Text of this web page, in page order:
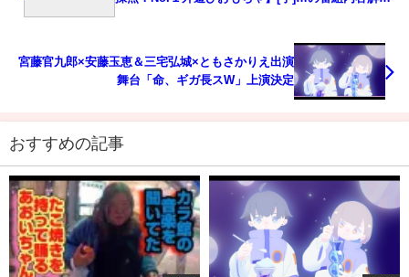
宮藤官九郎×安藤玉恵＆三宅弘城×ともさかりえ出演
舞台「命、ギガ長スW」上演決定
おすすめの記事